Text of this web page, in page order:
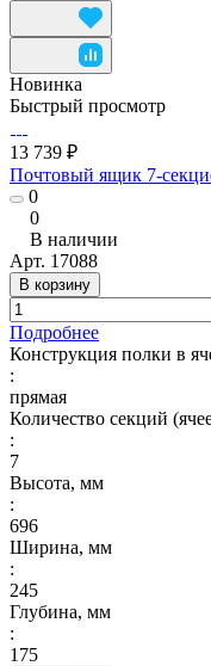
Новинка
Быстрый просмотр
13 739 ₽
Почтовый ящик 7-
0
0
В наличии
Арт. 17088
В корзину
Подробнее
Конструкция полки в
:
прямая
Количество секций
:
7
Высота, мм
:
696
Ширина, мм
:
245
Глубина, мм
:
175